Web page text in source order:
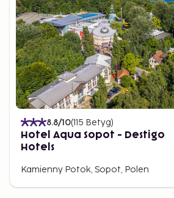
8.8/10(115 Betyg)
Hotel Aqua Sopot - Destigo
Hotels
Kamienny Potok, Sopot, Polen